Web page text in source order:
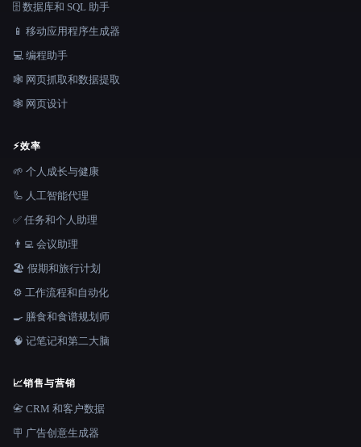
🗄️ 数据库和 SQL 助手
📱 移动应用程序生成器
💻 编程助手
🕸️ 网页抓取和数据提取
🕸 网页设计
⚡效率
🌱 个人成长与健康
🦾 人工智能代理
✅ 任务和个人助理
👨‍💻 会议助理
🏖 假期和旅行计划
⚙️ 工作流程和自动化
🍳 膳食和食谱规划师
🧠 记笔记和第二大脑
📈销售与营销
📇 CRM 和客户数据
🪧 广告创意生成器